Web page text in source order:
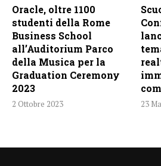
Oracle, oltre 1100
studenti della Rome
Business School
all’Auditorium Parco
della Musica per la
Graduation Ceremony
2023
2 Ottobre 2023 23